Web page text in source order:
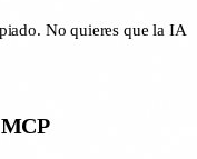
No quieres que la IA